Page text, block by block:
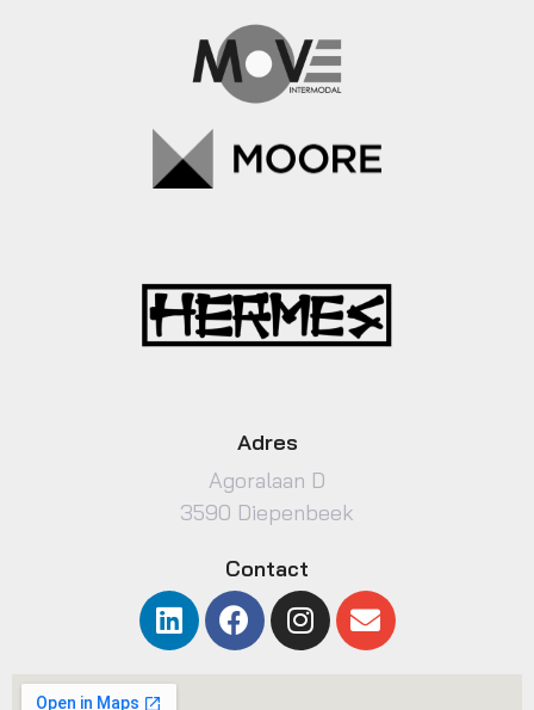
Adres
Agoralaan D
3590 Diepenbeek
Contact